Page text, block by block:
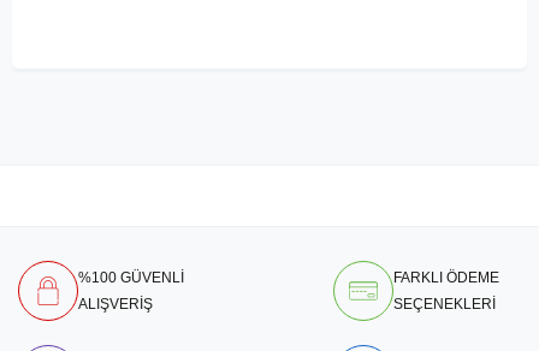
%100 GÜVENLİ
ALIŞVERİŞ
FARKLI ÖDEME
SEÇENEKLERİ